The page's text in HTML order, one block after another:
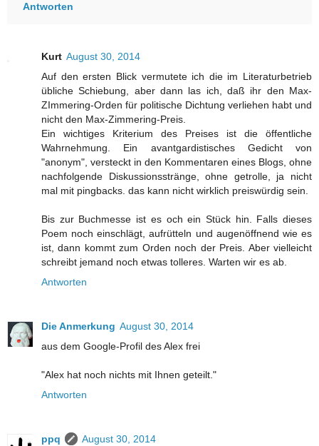
Antworten
Kurt August 30, 2014
Auf den ersten Blick vermutete ich die im Literaturbetrieb
übliche Schiebung, aber dann las ich, daß ihr den Max-
ZImmering-Orden für politische Dichtung verliehen habt und
nicht den Max-Zimmering-Preis.
Ein wichtiges Kriterium des Preises ist die öffentliche
Wahrnehmung. Ein avantgardistisches Gedicht von
"anonym", versteckt in den Kommentaren eines Blogs, ohne
nachfolgende Diskussionsstränge, ohne getrolle, ja nicht
mal mit pingbacks. das kann nicht wirklich preiswürdig sein.
Bis zur Buchmesse ist es och ein Stück hin. Falls dieses
Poem noch einschlägt, aufrütteln und augenöffnend wie es
ist, dann kommt zum Orden noch der Preis. Aber vielleicht
schreibt jemand noch etwas tolleres. Warten wir es ab.
Antworten
Die Anmerkung August 30, 2014
aus dem Google-Profil des Alex frei
"Alex hat noch nichts mit Ihnen geteilt."
Antworten
ppq
August 30, 2014